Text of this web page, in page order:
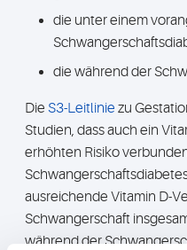
die unter einem
die während der
Die S3-Leitlinie zu
Studien, dass auch ein
erhöhten Risiko
ausreichende Vitamin D-
Schwangerschaft
während der